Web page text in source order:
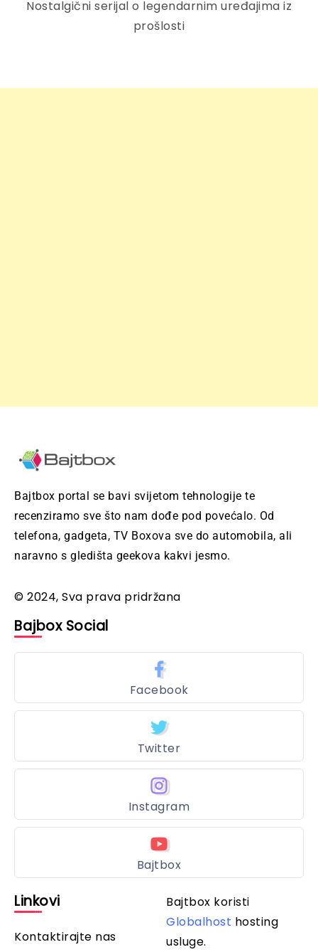
Nostalgični serijal o legendarnim uređajima iz
prošlosti
Bajtbox portal se bavi svijetom tehnologije te
recenziramo sve što nam dođe pod povećalo. Od
telefona, gadgeta, TV Boxova sve do automobila, ali
naravno s gledišta geekova kakvi jesmo.
© 2024, Sva prava pridržana
Bajbox Social
Facebook
Twitter
Instagram
Bajtbox
Linkovi
Kontaktirajte nas
Bajtbox koristi
Globalhost hosting
usluge.